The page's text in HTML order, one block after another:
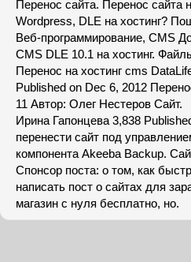
Перенос сайта. Перенос сайта
Wordpress, DLE на хостинг?
Веб-программирование, CMS
CMS DLE 10.1 на хостинг.
Перенос на хостинг cms
Published on Dec 6, 2012
11 Автор: Олег Нестеров Сайт.
Ирина Гапонцева 3,838
перенести сайт под
компонента Akeeba Backup.
Спонсор поста: о том, как
написать пост о сайтах для
магазин с нуля бесплатно, но.